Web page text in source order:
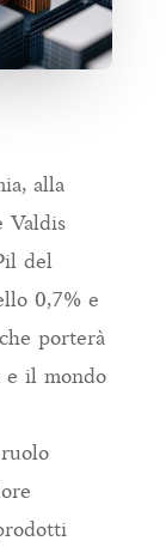
alla
Valdis
del
0,7% e
porterà
e il mondo